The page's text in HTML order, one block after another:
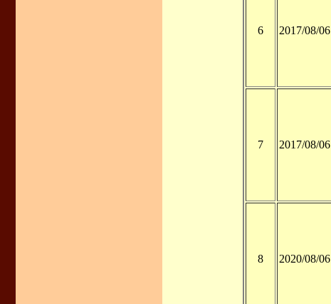
6 2017/08/06
7 2017/08/06
8 2020/08/06